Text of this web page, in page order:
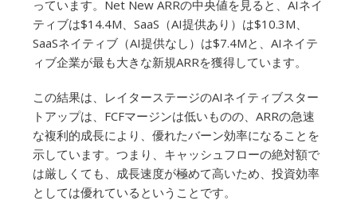
っています。Net New ARRの中央値を見ると、AIネイ
ティブは$14.4M、SaaS（AI提供あり）は$10.3M、
SaaSネイティブ（AI提供なし）は$7.4Mと、AIネイテ
ィブ企業が最も大きな新規ARRを獲得しています。
この結果は、レイターステージのAIネイティブスター
トアップは、FCFマージンは低いものの、ARRの急速
な複利的成長により、優れたバーン効率になることを
示しています。つまり、キャッシュフローの絶対額で
は厳しくても、成長速度が極めて高いため、投資効率
としては優れているということです。